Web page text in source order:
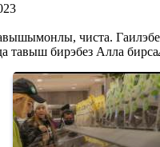
чиста.
тавыш бирэбез Алла